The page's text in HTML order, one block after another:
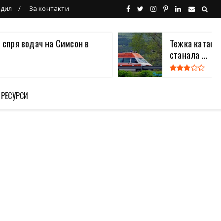
За контакти
водач на Симсон в
Тежка
станала ...